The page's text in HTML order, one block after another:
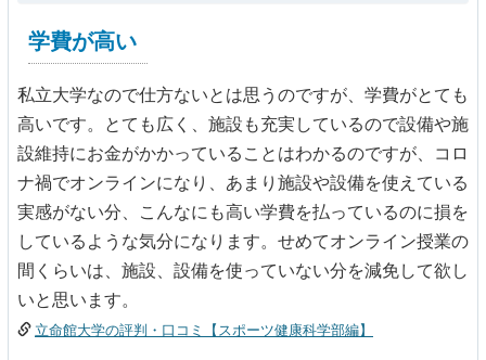
学費が高い
私立大学なので仕方ないとは思うのですが、学費がとても
高いです。とても広く、施設も充実しているので設備や施
設維持にお金がかかっていることはわかるのですが、コロ
ナ禍でオンラインになり、あまり施設や設備を使えている
実感がない分、こんなにも高い学費を払っているのに損を
しているような気分になります。せめてオンライン授業の
間くらいは、施設、設備を使っていない分を減免して欲し
いと思います。
立命館大学の評判・口コミ【スポーツ健康科学部編】